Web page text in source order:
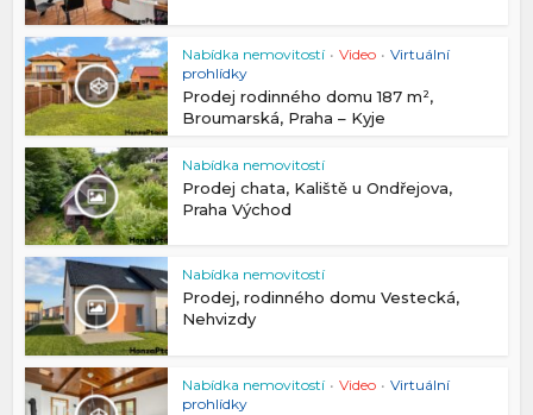
Nabídka nemovitostí • Video • Virtuální
prohlídky
Prodej rodinného domu 187 m²,
Broumarská, Praha – Kyje
Nabídka nemovitostí
Prodej chata, Kaliště u Ondřejova,
Praha Východ
Nabídka nemovitostí
Prodej, rodinného domu Vestecká,
Nehvizdy
Nabídka nemovitostí • Video • Virtuální
prohlídky